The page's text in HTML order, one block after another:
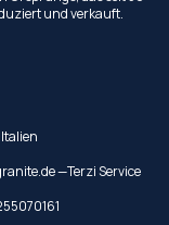
und verkauft.
—Terzi Service